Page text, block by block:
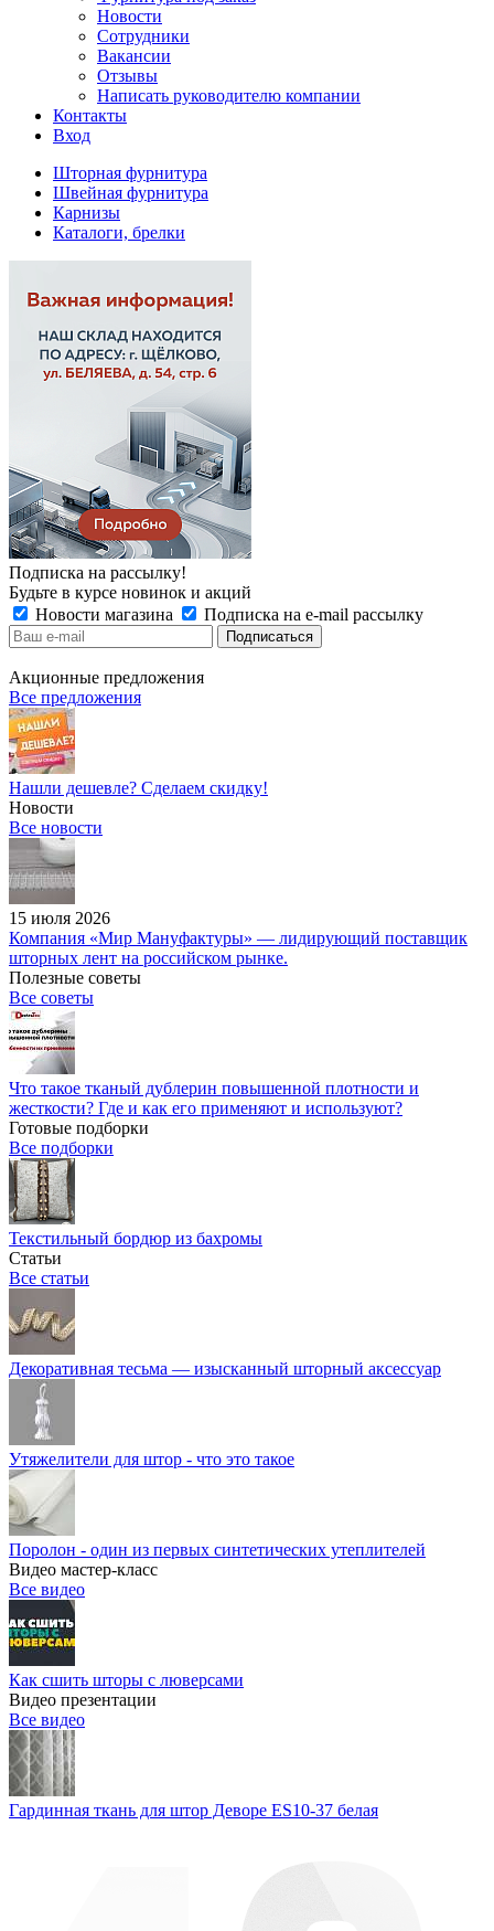
Новости
Сотрудники
Вакансии
Отзывы
Написать руководителю компании
Контакты
Вход
Шторная фурнитура
Швейная фурнитура
Карнизы
Каталоги, брелки
Подписка на рассылку!
Будьте в курсе новинок и акций
Новости магазина
Подписка на e-mail рассылку
Акционные предложения
Все предложения
Нашли дешевле? Сделаем скидку!
Новости
Все новости
15 июля 2026
Компания «Мир Мануфактуры» — лидирующий поставщик
шторных лент на российском рынке.
Полезные советы
Все советы
Что такое тканый дублерин повышенной плотности и
жесткости? Где и как его применяют и используют?
Готовые подборки
Все подборки
Текстильный бордюр из бахромы
Статьи
Все статьи
Декоративная тесьма — изысканный шторный аксессуар
Утяжелители для штор - что это такое
Поролон - один из первых синтетических утеплителей
Видео мастер-класс
Все видео
Как сшить шторы с люверсами
Видео презентации
Все видео
Гардинная ткань для штор Деворе ES10-37 белая